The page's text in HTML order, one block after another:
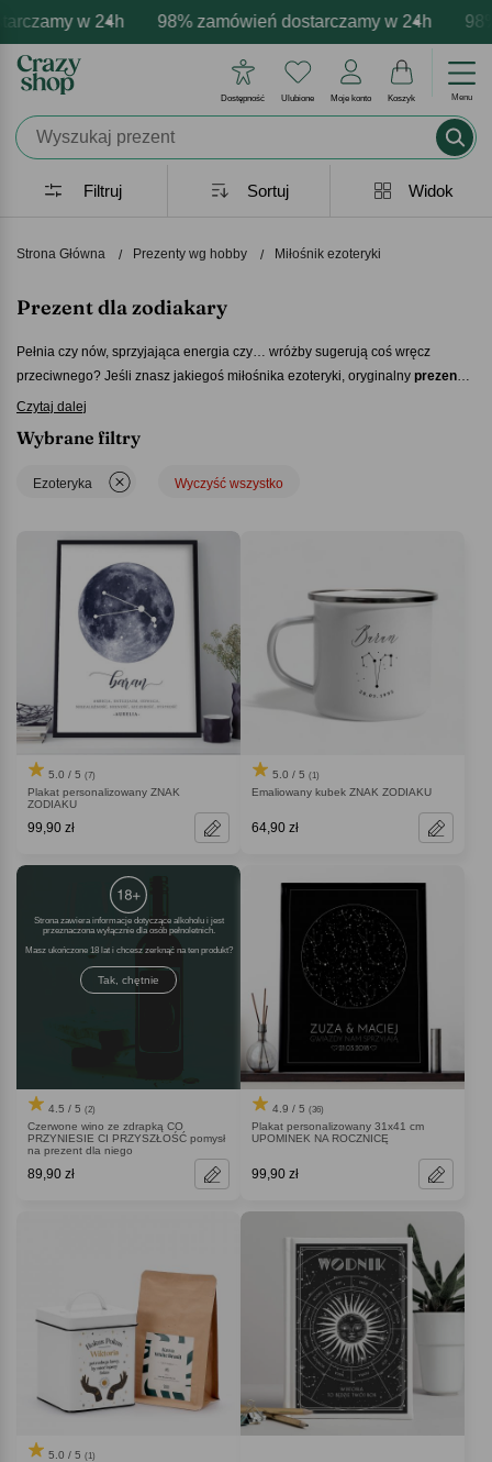
w 24h 98% zamówień dostarczamy w 24h 98%
produktów Profesjonalna i darmowa
- zawsze udane prezenty Prezentujemy pozytywne
Dostępność Ulubione Moje konto Koszyk Menu
Strona Główna Prezenty wg hobby Miłośnik ezoteryki
Prezent dla zodiakary
Pełnia czy nów, sprzyjająca energia czy… wróżby sugerują coś wręcz
przeciwnego? Jeśli znasz jakiegoś miłośnika ezoteryki, oryginalny prezent
dla zodiakary
coś zupełnie wyjątkowego – jak karty z wróżbami do przepowiadania
przyszłości… Sprawdź więc już dziś układ planet i wybierz idealny
Czytaj dalej
Filtruj Widok
Sortuj
Wybrane filtry
Ezoteryka Wyczyść wszystko
5.0 / 5 (7)
Plakat personalizowany ZNAK
ZODIAKU
99,90 zł
5.0 / 5 (1)
Emaliowany kubek ZNAK ZODIAKU
64,90 zł
Strona zawiera informacje dotyczące alkoholu i jest
przeznaczona wyłącznie dla osób pełnoletnich.
Masz ukończone 18 lat i chcesz zerknąć na ten produkt
Tak, chętnie
4.5 / 5 (2)
Czerwone wino ze zdrapką CO
PRZYNIESIE CI PRZYSZŁOŚĆ pomysł
na prezent dla niego
89,90 zł
4.9 / 5 (36)
Plakat personalizowany 31x41 cm
UPOMINEK NA ROCZNICĘ
99,90 zł
5.0 / 5 (1)